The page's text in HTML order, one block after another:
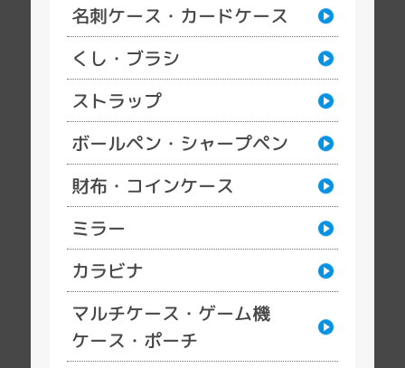
名刺ケース・カードケース
くし・ブラシ
ストラップ
ボールペン・シャープペン
財布・コインケース
ミラー
カラビナ
マルチケース・ゲーム機
ケース・ポーチ